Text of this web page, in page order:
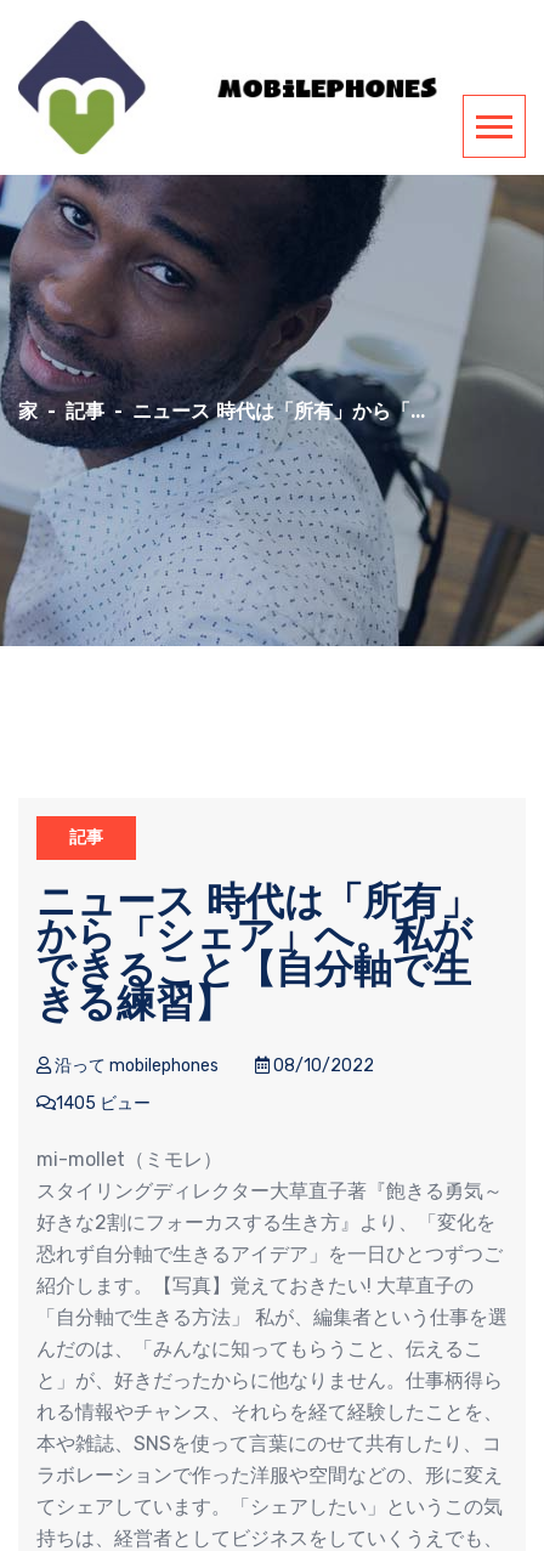
家 - 記事 - ニュース 時代は「所有」から「...
記事
ニュース 時代は「所有」
から「シェア」へ。私が
できること【自分軸で生
きる練習】
沿って mobilephones
08/10/2022
1405 ビュー
mi-mollet（ミモレ）
スタイリングディレクター大草直子著『飽きる勇気～
好きな2割にフォーカスする生き方』より、「変化を
恐れず自分軸で生きるアイデア」を一日ひとつずつご
紹介します。【写真】覚えておきたい! 大草直子の
「自分軸で生きる方法」 私が、編集者という仕事を選
んだのは、「みんなに知ってもらうこと、伝えるこ
と」が、好きだったからに他なりません。仕事柄得ら
れる情報やチャンス、それらを経て経験したことを、
本や雑誌、SNSを使って言葉にのせて共有したり、コ
ラボレーションで作った洋服や空間などの、形に変え
てシェアしています。「シェアしたい」というこの気
持ちは、経営者としてビジネスをしていくうえでも、